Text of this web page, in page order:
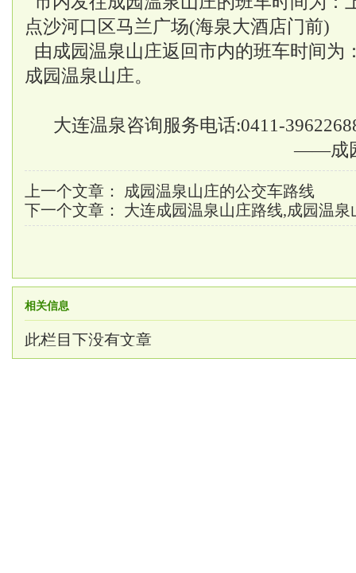
点沙河口区马兰广场(海泉大酒店门前)
由成园温泉山庄返回市内的班车时间为
成园温泉山庄。
大连温泉咨询服务电话:0411-
——成
上一个文章： 成园温泉山庄的公交车路线
下一个文章： 大连成园温泉山庄路线,成园温
相关信息
此栏目下没有文章